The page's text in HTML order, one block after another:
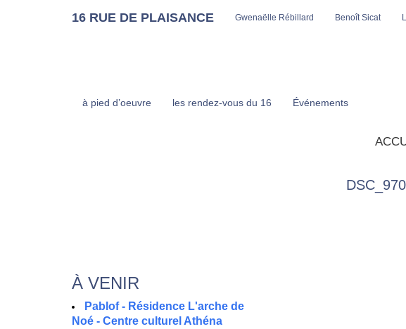
16 RUE DE PLAISANCE Gwenaëlle Rébillard Benoît Sicat
à pied d’oeuvre les rendez-vous du 16 Événements
À VENIR
Pablof - Résidence L'arche de
Noé - Centre culturel Athéna